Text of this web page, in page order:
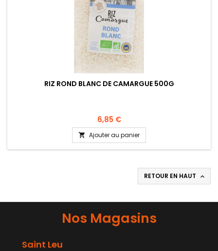
RIZ ROND BLANC DE CAMARGUE 500G
6,85 €
 Ajouter au panier
RETOUR EN HAUT 
Nos Magasins
Saint Leu